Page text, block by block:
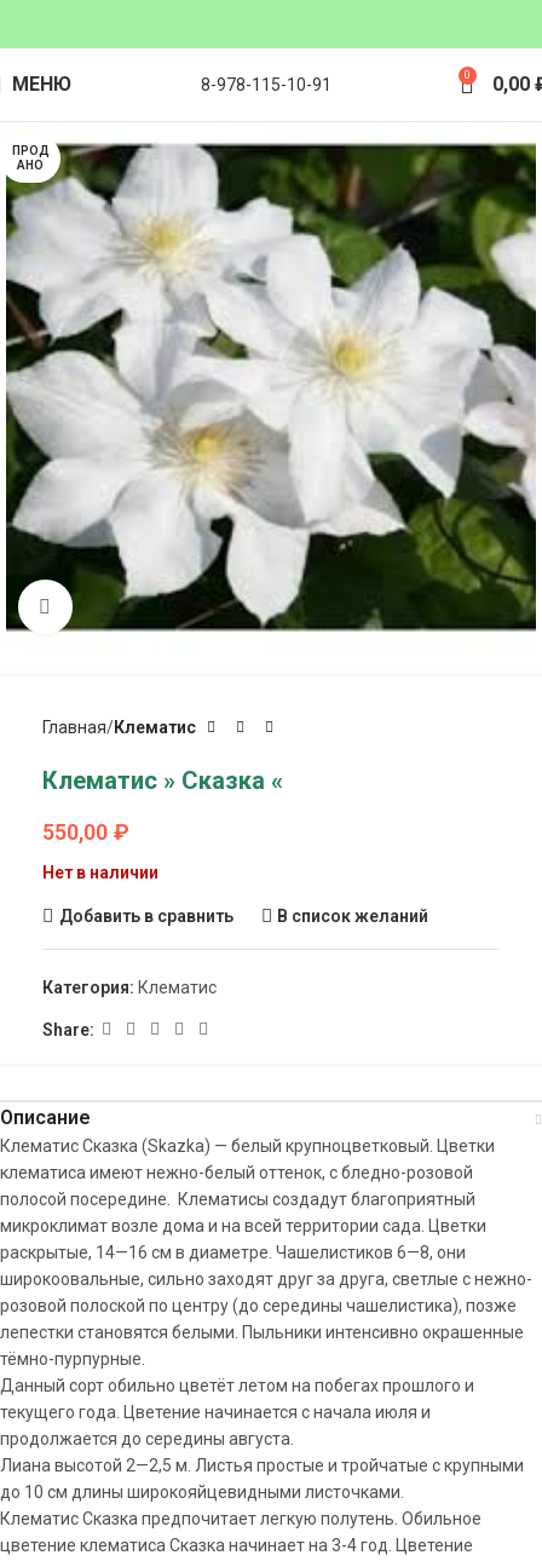
МЕНЮ 8-978-115-10-91 0 0,00
ПРОД
АНО
Click to enlarge
Главная Клематис
Клематис » Сказка «
550,00 ₽
Нет в наличии
Добавить в сравнить В список желаний
Категория: Клематис
Share:
Описание
Клематис Сказка (Skazka) — белый крупноцветковый. Цветки
клематиса имеют нежно-белый оттенок, с бледно-розовой
полосой посередине. Клематисы создадут благоприятный
микроклимат возле дома и на всей территории сада. Цветки
раскрытые, 14—16 см в диаметре. Чашелистиков 6—8, они
широкоовальные, сильно заходят друг за друга, светлые с нежно-
розовой полоской по центру (до середины чашелистика), позже
лепестки становятся белыми. Пыльники интенсивно окрашенные
тёмно-пурпурные.
Данный сорт обильно цветёт летом на побегах прошлого и
текущего года. Цветение начинается с начала июля и
продолжается до середины августа.
Лиана высотой 2—2,5 м. Листья простые и тройчатые с крупными
до 10 см длины широкояйцевидными листочками.
Клематис Сказка предпочитает легкую полутень. Обильное
цветение клематиса Сказка начинает на 3-4 год. Цветение